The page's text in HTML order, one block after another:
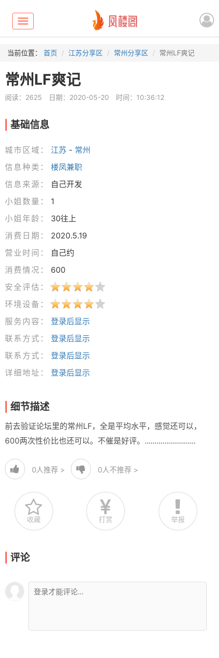
Toggle
navigation
当前位置： 首页 江苏分享区 常州分享区 常州LF爽记
常州LF爽记
阅读：2625 日期：2020-05-20 时间：10:36:12
基础信息
城市区域： 江苏 - 常州
信息种类：
楼凤兼职
信息来源：
自己开发
小姐数量：
1
小姐年龄：
30往上
消费日期：
2020.5.19
营业时间：
自己约
消费情况：
600
安全评估：
环境设备：
服务内容：
登录后显示
联系方式：
登录后显示
联系方式：
登录后显示
详细地址：
登录后显示
细节描述
前去验证论坛里的常州LF，全是平均水平，感觉还可以，
600两次性价比也还可以。不催是好评。..........................
0人推荐 > 0人不推荐 >
收藏 打赏 举报
评论